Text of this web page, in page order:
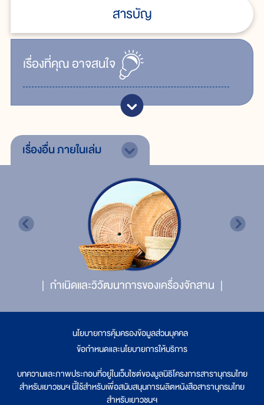
สารบัญ
เรื่ิองที่คุณอาจสนใจ
เรื่องอื่นภายในเล่ม
กำเนิดและวิวัฒนาการของเครื่องจักสาน
นโยบายการคุ้มครองข้อมูลส่วนบุคคล
ข้อกำหนดและนโยบายการให้บริการ
บทความและภาพประกอบที่อยู่ในเว็บไซต์ของมูลนิธิโครงการสารานุกรมไทย
สำหรับเยาวชนฯ นี้ใช้สำหรับเพื่อสนับสนุนการผลิตหนังสือสารานุกรมไทย
สำหรับเยาวชนฯ